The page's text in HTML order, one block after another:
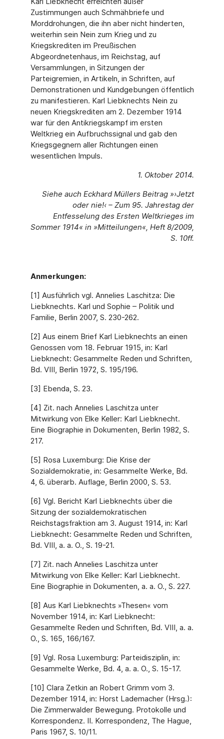
Zustimmungen auch Schmähbriefe und
Morddrohungen, die ihn aber nicht hinderten,
weiterhin sein Nein zum Krieg und zu
Kriegskrediten im Preußischen
Abgeordnetenhaus, im Reichstag, auf
Versammlungen, in Sitzungen der
Parteigremien, in Artikeln, in Schriften, auf
Demonstrationen und Kundgebungen öffentlich
zu manifestieren. Karl Liebknechts Nein zu
neuen Kriegskrediten am 2. Dezember 1914
war für den Antikriegskampf im ersten
Weltkrieg ein Aufbruchssignal und gab den
Kriegsgegnern aller Richtungen einen
wesentlichen Impuls.
1. Oktober 2014.
Siehe auch Eckhard Müllers Beitrag »›Jetzt
oder nie!‹ – Zum 95. Jahrestag der
Entfesselung des Ersten Weltkrieges im
Sommer 1914« in »Mitteilungen«, Heft 8/2009,
S. 10ff.
Anmerkungen:
[1] Ausführlich vgl. Annelies Laschitza: Die
Liebknechts. Karl und Sophie – Politik und
Familie, Berlin 2007, S. 230-262.
[2] Aus einem Brief Karl Liebknechts an einen
Genossen vom 18. Februar 1915, in: Karl
Liebknecht: Gesammelte Reden und Schriften,
Bd. VIII, Berlin 1972, S. 195/196.
[3] Ebenda, S. 23.
[4] Zit. nach Annelies Laschitza unter
Mitwirkung von Elke Keller: Karl Liebknecht.
Eine Biographie in Dokumenten, Berlin 1982, S.
217.
[5] Rosa Luxemburg: Die Krise der
Sozialdemokratie, in: Gesammelte Werke, Bd.
4, 6. überarb. Auflage, Berlin 2000, S. 53.
[6] Vgl. Bericht Karl Liebknechts über die
Sitzung der sozialdemokratischen
Reichstagsfraktion am 3. August 1914, in: Karl
Liebknecht: Gesammelte Reden und Schriften,
Bd. VIII, a. a. O., S. 19-21.
[7] Zit. nach Annelies Laschitza unter
Mitwirkung von Elke Keller: Karl Liebknecht.
Eine Biographie in Dokumenten, a. a. O., S. 227.
[8] Aus Karl Liebknechts »Thesen« vom
November 1914, in: Karl Liebknecht:
Gesammelte Reden und Schriften, Bd. VIII, a. a.
O., S. 165, 166/167.
[9] Vgl. Rosa Luxemburg: Parteidisziplin, in:
Gesammelte Werke, Bd. 4, a. a. O., S. 15-17.
[10] Clara Zetkin an Robert Grimm vom 3.
Dezember 1914, in: Horst Lademacher (Hrsg.):
Die Zimmerwalder Bewegung. Protokolle und
Korrespondenz. II. Korrespondenz, The Hague,
Paris 1967, S. 10/11.